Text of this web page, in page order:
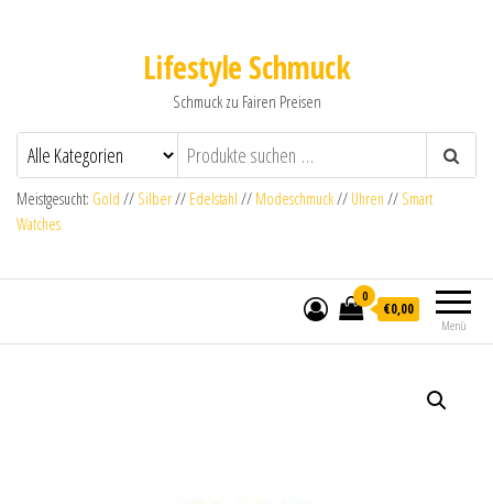
Lifestyle Schmuck
Schmuck zu Fairen Preisen
Meistgesucht: Gold // Silber// Edelstahl // Modeschmuck// Uhren // Smart
Watches
Menü
0
€0,00